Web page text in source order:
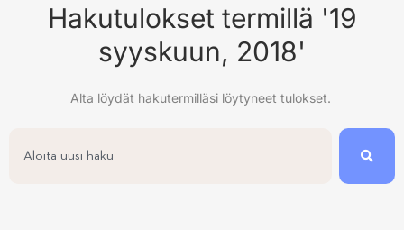
Hakutulokset termillä '19
syyskuun, 2018'
Alta löydät hakutermilläsi löytyneet tulokset.